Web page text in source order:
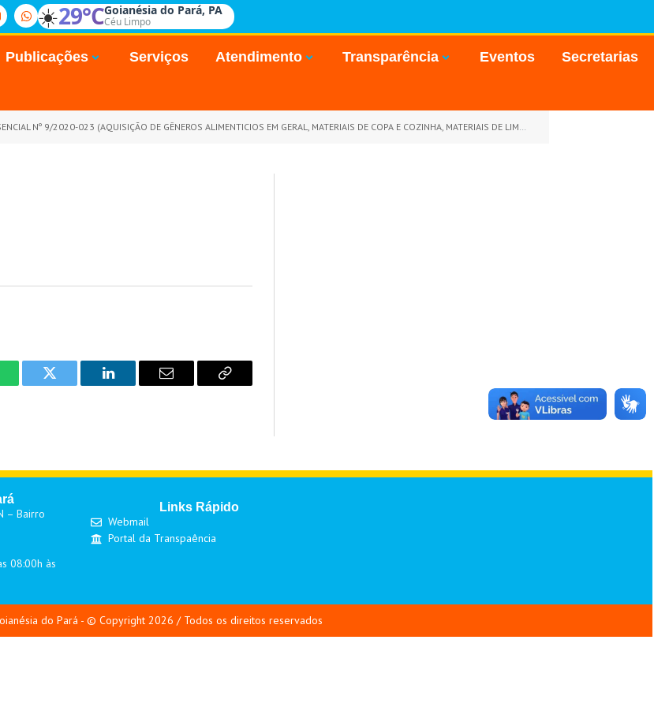
☀️29°CGoianésia do Pará, PA
Céu Limpo
Publicações Serviços Atendimento Transparência Eventos Secretarias
2020-023 (AQUISIÇÃO DE GÊNEROS ALIMENTICIOS EM GERAL, MATERIAIS DE COPA E COZINHA, MATERIAIS DE LIMPEZA E HIGIENIZAÇÃO PARA TODAS AS UNIDADES ADMINISTRATIVAS DA PREFEITURA MUNICIPAL DE GOIANÉSIA DO PARÁ)
Twitter LinkedIn Email
Copy
– Bairro
08:00h às
Links Rápido
Webmail
Portal da Transpaência
do Pará - © Copyright 2026 / Todos os direitos reservados